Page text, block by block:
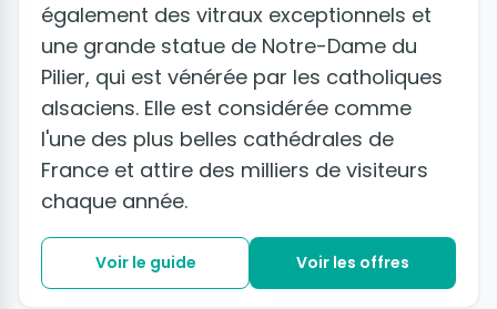
également des vitraux exceptionnels et
une grande statue de Notre-Dame du
Pilier, qui est vénérée par les catholiques
alsaciens. Elle est considérée comme
l'une des plus belles cathédrales de
France et attire des milliers de visiteurs
chaque année.
Voir le guide Voir les offres